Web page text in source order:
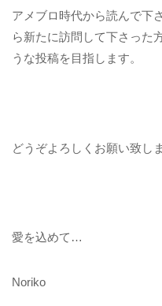
アメブロ時代から読んで下
ら新たに訪問して下さった
うな投稿を目指します。
どうぞよろしくお願い致し
愛を込めて…
Noriko